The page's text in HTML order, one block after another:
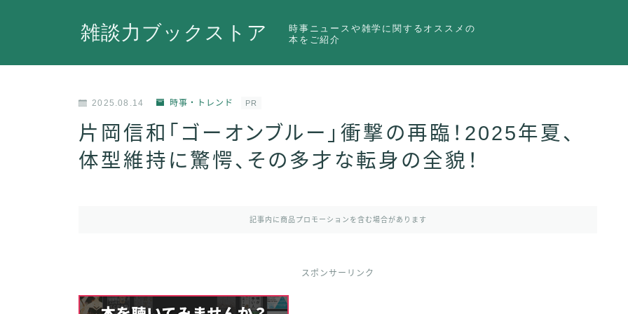
雑談力ブックストア
時事ニュースや雑学に関するオススメの
本をご紹介
2025.08.14 時事・トレンド PR
片岡信和「ゴーオンブルー」衝撃の再臨！2025年夏、
体型維持に驚愕、その多才な転身の全貌！
記事内に商品プロモーションを含む場合があります
スポンサーリンク